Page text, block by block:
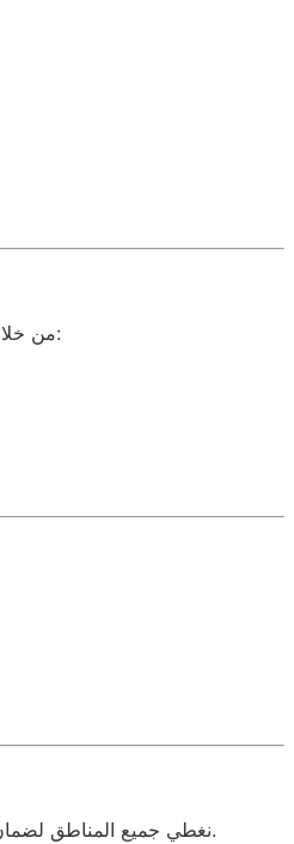
من، نعرف جيدًا أبرز الأعطال التي تواجه المستخدمين، ونوفر حلول سريعة وفعالة لكل مشكلة، مثل:
نغطي جميع المناطقبالقرب منك، مع الفنيين المدربين على أعلى مستوى.